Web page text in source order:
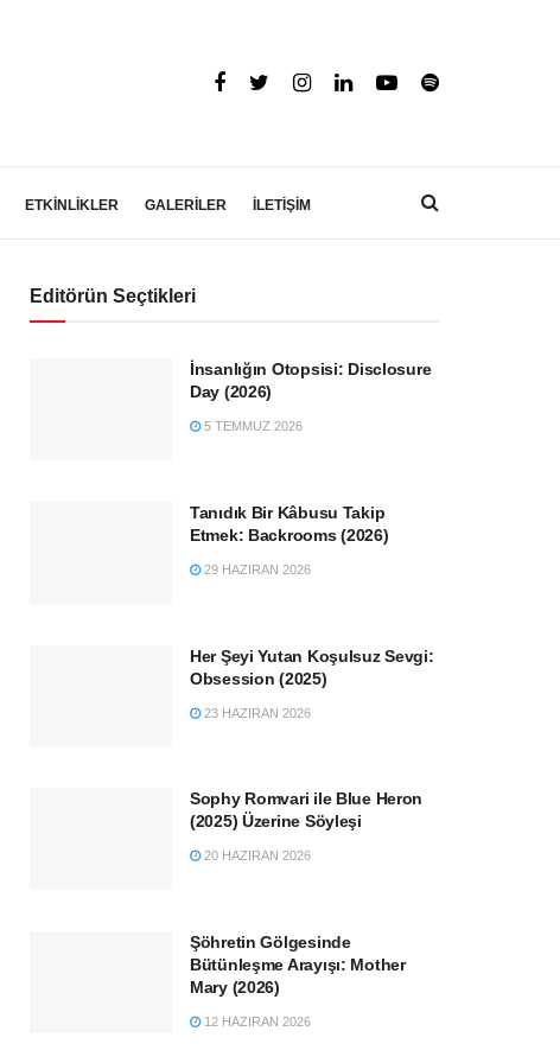
ETKİNLİKLER GALERİLER İLETİŞİM
Editörün Seçtikleri
İnsanlığın Otopsisi: Disclosure
Day (2026)
5 TEMMUZ 2026
Tanıdık Bir Kâbusu Takip
Etmek: Backrooms (2026)
29 HAZIRAN 2026
Her Şeyi Yutan Koşulsuz Sevgi:
Obsession (2025)
23 HAZIRAN 2026
Sophy Romvari ile Blue Heron
(2025) Üzerine Söyleşi
20 HAZIRAN 2026
Şöhretin Gölgesinde
Bütünleşme Arayışı: Mother
Mary (2026)
12 HAZIRAN 2026